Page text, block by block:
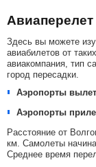
Здесь вы можете
авиабилетов от
авиакомпания, тип
город пересадки.
Аэропорты
Аэропорты
Расстояние от
км. Самолеты
Среднее время